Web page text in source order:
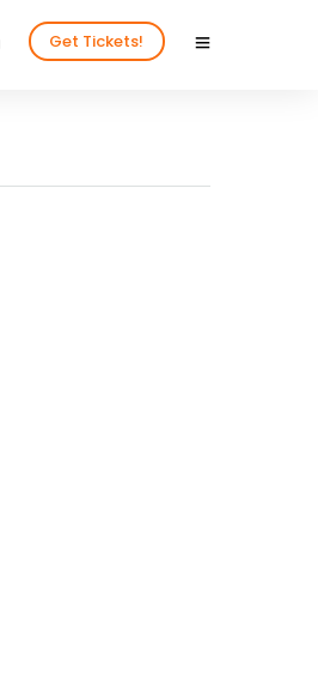
Get Tickets!